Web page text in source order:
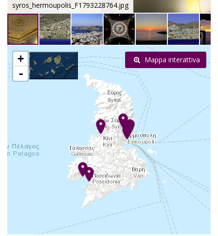
syros_hermoupolis_F1793228764.jpg
+
-
Mappa interattiva